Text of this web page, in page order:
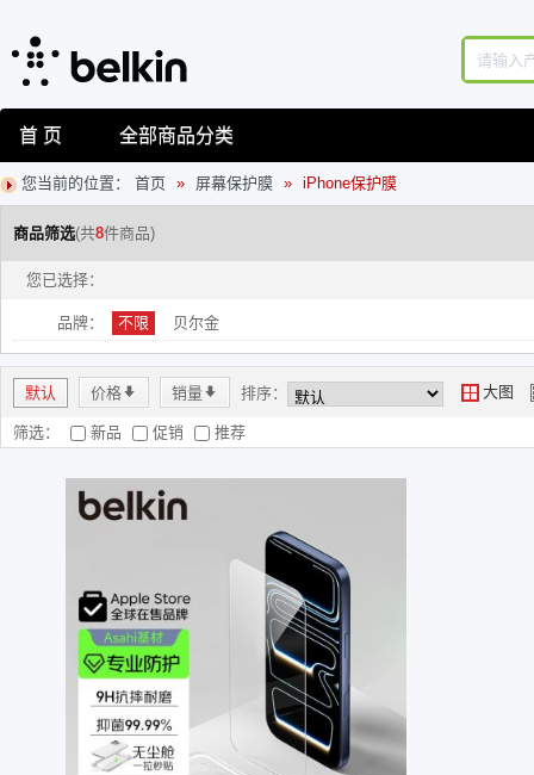
首 页 全部商品分类
您当前的位置： 首页 » 屏幕保护膜 » iPhone保护膜
商品筛选(共8件商品)
您已选择：
品牌： 不限 贝尔金
默认 价格* 销量 * 排序： Y 大图
筛选： 新品 促销 推荐